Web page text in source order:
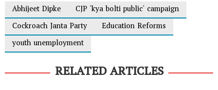
Abhijeet Dipke
CJP 'kya bolti public' campaign
Cockroach Janta Party
Education Reforms
youth unemployment
RELATED ARTICLES